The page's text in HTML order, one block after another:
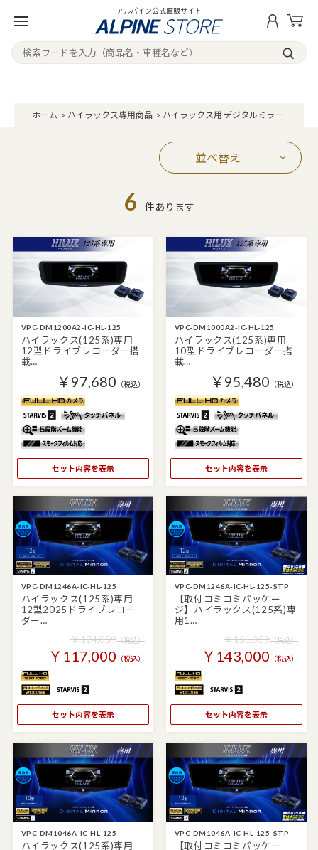
アルパイン公式直販サイト
ホーム > ハイラックス専用商品 > ハイラックス用 デジタルミラー
並べ替え
6 件あります
VPC-DM1200A2-IC-HL-125
ハイラックス(125系)専用
12型ドライブレコーダー搭
載…
￥97,680 （税込）
セット内容を表示
VPC-DM1000A2-IC-HL-125
ハイラックス(125系)専用
10型ドライブレコーダー搭
載…
￥95,480 （税込）
セット内容を表示
VPC-DM1246A-IC-HL-125
ハイラックス(125系)専用
12型2025ドライブレコー
ダー…
￥124,059（税込）
￥117,000 （税込）
セット内容を表示
VPC-DM1246A-IC-HL-125-STP
【取付コミコミパッケー
ジ】ハイラックス(125系)専
用1…
￥151,059（税込）
￥143,000 （税込）
セット内容を表示
VPC-DM1046A-IC-HL-125
ハイラックス(125系)専用
VPC-DM1046A-IC-HL-125-STP
【取付コミコミパッケー